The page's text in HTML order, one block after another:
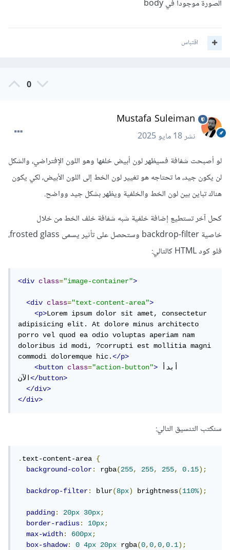
الصورة موجودا في body
اقتباس
0
Mustafa Suleiman
نشر18 مايو 2025
لو أصبحت شفافة فسيظهر لون أبيض خلفها وهو اللون الإفتراضي، والشكل
لن يكون جيد، ما تحتاجه هو تغيير لون الخط إلى اللون الأبيض، لكي يكون
هناك تباين بين لون الخط والخلفية ويظهر بشكل جيد وواضح.
كحل آخر تستطيع إضافة خلفية شبه شفافة خلف الخط من خلال
خاصية backdrop-filter وستحصل على تأثير يسمى frosted glass،
فلو كود HTML كالتالي:
<div class="image-container">
<div class="text-content-area">
<p>Lorem ipsum dolor sit amet, consectetur
adipisicing elit. At dolore minus architecto
porro vel quod ea odio voluptas aperiam nam
doloribus id modi, ?corrupti est mollitia magni
commodi doloremque hic.</p>
<button
class="action-button">
أبدأ
الآن</button>
</div>
</div>
سنكتب التنسيق التالي:
.text-content-area {
background-color: rgba(255, 255, 255, 0.15);
backdrop-filter: blur(8px) brightness(110%);
padding: 20px 30px;
border-radius: 10px;
max-width: 600px;
box-shadow: 0 4px 20px rgba(0,0,0,0.1);